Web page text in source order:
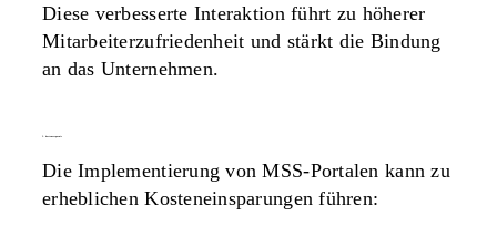
Diese verbesserte Interaktion führt zu höherer
Mitarbeiterzufriedenheit und stärkt die Bindung
an das Unternehmen.
Die Implementierung von MSS-Portalen kann zu
erheblichen Kosteneinsparungen führen: